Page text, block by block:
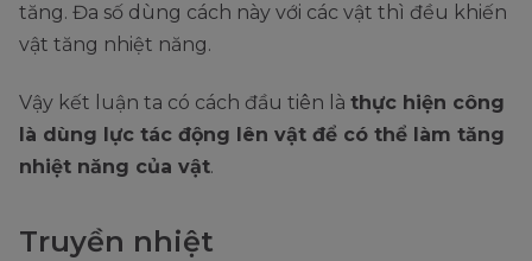
tăng. Đa số dùng cách này với các vật thì đều khiến
vật tăng nhiệt năng.
Vậy kết luận ta có cách đầu tiên là thực hiện công
là dùng lực tác động lên vật để có thể làm tăng
nhiệt năng của vật.
Truyền nhiệt